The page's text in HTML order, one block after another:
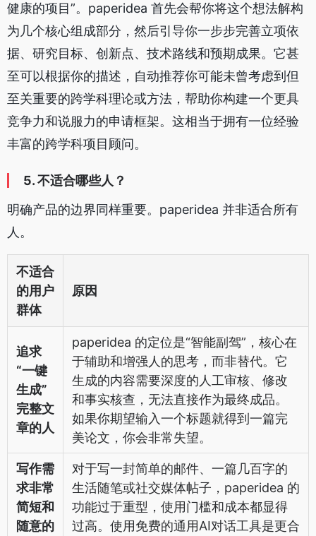
健康的项目”。paperidea 首先会帮你将这个想法解构
为几个核心组成部分，然后引导你一步步完善立项依
据、研究目标、创新点、技术路线和预期成果。它甚
至可以根据你的描述，自动推荐你可能未曾考虑到但
至关重要的跨学科理论或方法，帮助你构建一个更具
竞争力和说服力的申请框架。这相当于拥有一位经验
丰富的跨学科项目顾问。
5. 不适合哪些人？
明确产品的边界同样重要。paperidea 并非适合所有
人。
不适合
的用户
群体
原因
追求
“一键
生成”
完整文
章的人
paperidea 的定位是“智能副驾”，核心在
于辅助和增强人的思考，而非替代。它
生成的内容需要深度的人工审核、修改
和事实核查，无法直接作为最终成品。
如果你期望输入一个标题就得到一篇完
美论文，你会非常失望。
写作需
求非常
简短和
随意的
对于写一封简单的邮件、一篇几百字的
生活随笔或社交媒体帖子，paperidea 的
功能过于重型，使用门槛和成本都显得
过高。使用免费的通用AI对话工具是更合